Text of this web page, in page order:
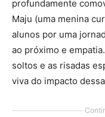
profundamente
Maju (uma menina
alunos por uma
ao próximo e
soltos e as risadas
viva do impacto